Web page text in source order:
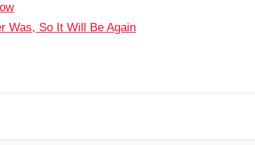
Was, So It Will Be Again